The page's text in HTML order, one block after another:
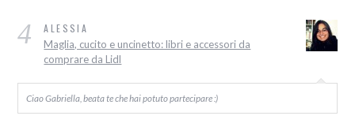
4 ALESSIA
Maglia, cucito e uncinetto: libri e accessori da
comprare da Lidl
Ciao Gabriella, beata te che hai potuto partecipare :)